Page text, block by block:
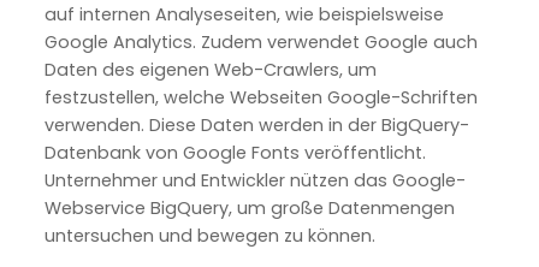
auf internen Analyseseiten, wie beispielsweise
Google Analytics. Zudem verwendet Google auch
Daten des eigenen Web-Crawlers, um
festzustellen, welche Webseiten Google-Schriften
verwenden. Diese Daten werden in der BigQuery-
Datenbank von Google Fonts veröffentlicht.
Unternehmer und Entwickler nützen das Google-
Webservice BigQuery, um große Datenmengen
untersuchen und bewegen zu können.